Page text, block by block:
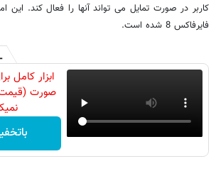
کاربر در صورت تمایل می تواند آنها را فعال کند. این
فایرفاکس 8 شده است.
ابزار کامل
صورت (قیمت